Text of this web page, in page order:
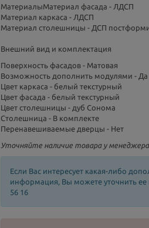
МатериалыМатериал фасада - ЛДСП
Материал каркаса - ЛДСП
Материал столешницы - ДСП
Внешний вид и комплектация
Поверхность фасадов - Матовая
Возможность дополнить модулями - Да
Цвет каркаса - белый текстурный
Цвет фасада - белый текстурный
Цвет столешницы - дуб Сонома
Столешница - В комплекте
Перенавешиваемые дверцы - Нет
Уточняйте наличие товара у
Если Вас интересует какая-либо
информация, Вы можете уточнить ее
56 16